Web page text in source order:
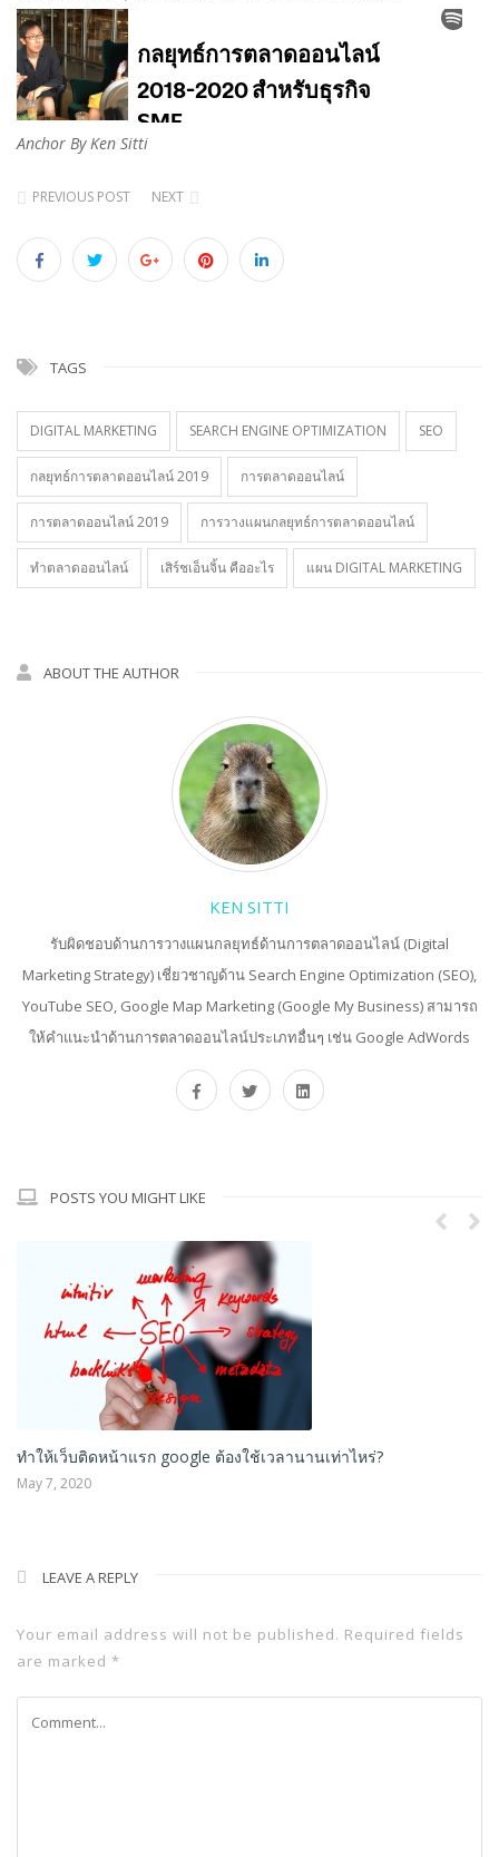
Anchor By Ken Sitti
PREVIOUS POST NEXT
TAGS
DIGITAL MARKETING SEARCH ENGINE OPTIMIZATION SEO
กลยุทธ์การตลาดออนไลน์ 2019 การตลาดออนไลน์
การตลาดออนไลน์ 2019 การวางแผนกลยุทธ์การตลาดออนไลน์
ทําตลาดออนไลน์ เสิร์ชเอ็นจิ้น คืออะไร แผน DIGITAL MARKETING
ABOUT THE AUTHOR
KEN SITTI
รับผิดชอบด้านการวางแผนกลยุทธ์ด้านการตลาดออนไลน์ (Digital
Marketing Strategy) เชี่ยวชาญด้าน Search Engine Optimization (SEO),
YouTube SEO, Google Map Marketing (Google My Business) สามารถ
ให้คำแนะนำด้านการตลาดออนไลน์ประเภทอื่นๆ เช่น Google AdWords
POSTS YOU MIGHT LIKE
กลยุทธ์การเขียนบทความโดยคำนึงถึงหลัก SEO !!
April 23, 2020
LEAVE A REPLY
Your email address will not be published. Required fields
are marked